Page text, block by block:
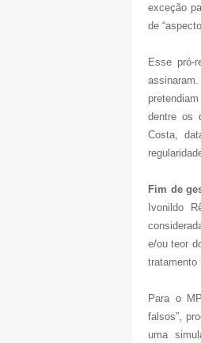
exceção
de
Esse pró-
dentre os
Costa,
Fim de
Ivonildo
e/ou teor
tratamento
Para o
falsos”,
uma